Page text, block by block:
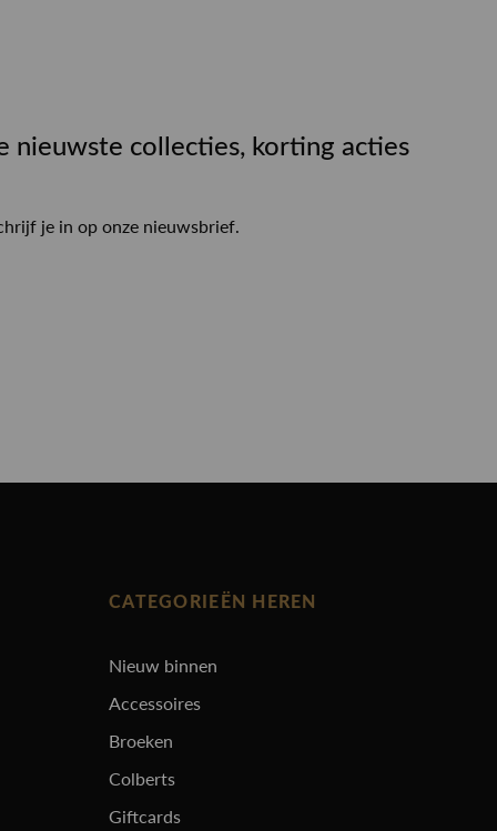
nieuwste collecties, korting acties
je in op onze nieuwsbrief.
CATEGORIEËN HEREN
Nieuw binnen
Accessoires
Broeken
Colberts
Giftcards